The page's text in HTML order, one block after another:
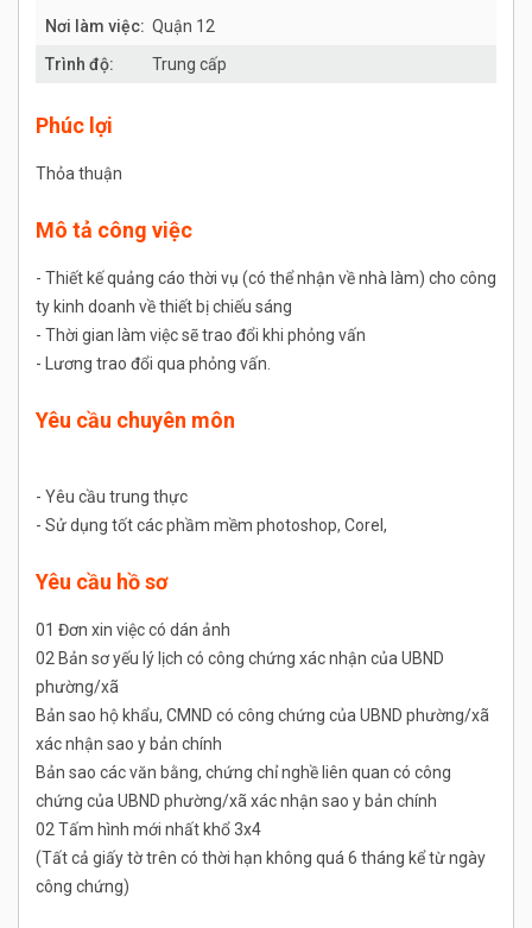
Nơi làm việc: Quận 12
Trình độ:
Trung cấp
Phúc lợi
Thỏa thuận
Mô tả công việc
- Thiết kế quảng cáo thời vụ (có thể nhận về nhà làm) cho công
ty kinh doanh về thiết bị chiếu sáng
- Thời gian làm việc sẽ trao đổi khi phỏng vấn
- Lương trao đổi qua phỏng vấn.
Yêu cầu chuyên môn
- Yêu cầu trung thực
- Sử dụng tốt các phầm mềm photoshop, Corel,
Yêu cầu hồ sơ
01 Đơn xin việc có dán ảnh
02 Bản sơ yếu lý lịch có công chứng xác nhận của UBND
phường/xã
Bản sao hộ khẩu, CMND có công chứng của UBND phường/xã
xác nhận sao y bản chính
Bản sao các văn bằng, chứng chỉ nghề liên quan có công
chứng của UBND phường/xã xác nhận sao y bản chính
02 Tấm hình mới nhất khổ 3x4
(Tất cả giấy tờ trên có thời hạn không quá 6 tháng kể từ ngày
công chứng)